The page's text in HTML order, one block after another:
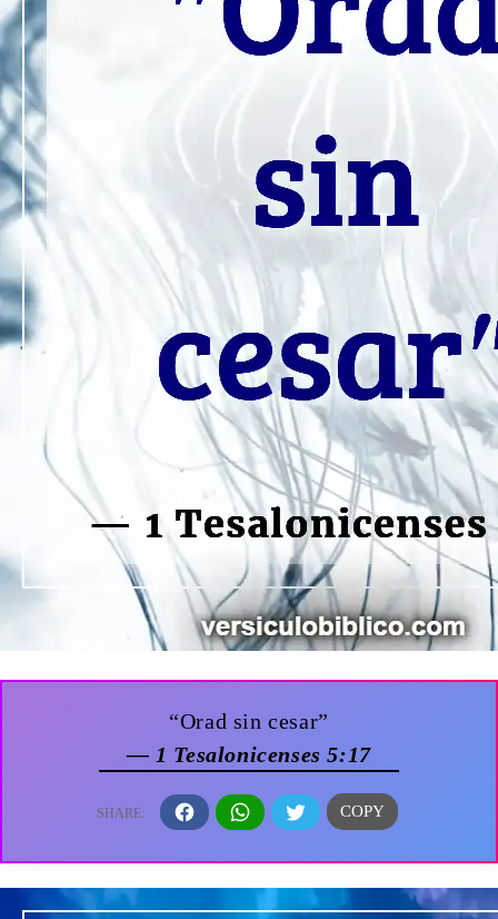
“Orad sin cesar”
— 1 Tesalonicenses 5:17